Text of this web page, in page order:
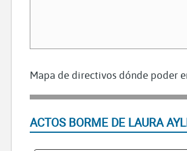
Mapa de directivos dónde poder
ACTOS BORME DE LAURA